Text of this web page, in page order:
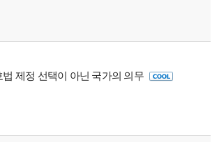
법 제정 선택이 아닌 국가의 의무